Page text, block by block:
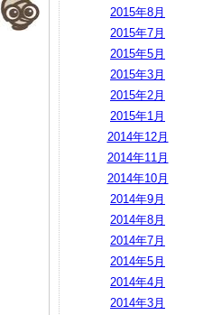
2015年8月
2015年7月
2015年5月
2015年3月
2015年2月
2015年1月
2014年12月
2014年11月
2014年10月
2014年9月
2014年8月
2014年7月
2014年5月
2014年4月
2014年3月